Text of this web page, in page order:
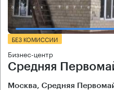
БЕЗ КОМИССИИ
Бизнес-центр
Средняя
Москва, Средняя